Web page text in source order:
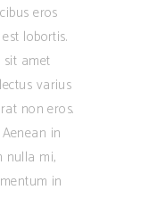
eros
lobortis.
sit amet
varius
non eros.
in
nulla mi,
in